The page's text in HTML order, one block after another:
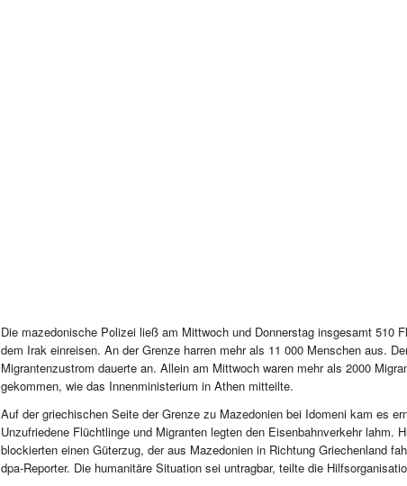
Die mazedonische Polizei ließ am Mittwoch und Donnerstag insgesamt 510
dem Irak einreisen. An der Grenze harren mehr als 11 000 Menschen aus.
Migrantenzustrom dauerte an. Allein am Mittwoch waren mehr als 2000
gekommen, wie das Innenministerium in Athen mitteilte.
Auf der griechischen Seite der Grenze zu Mazedonien bei Idomeni kam es
Unzufriedene Flüchtlinge und Migranten legten den Eisenbahnverkehr lahm.
blockierten einen Güterzug, der aus Mazedonien in Richtung Griechenland
dpa-Reporter. Die humanitäre Situation sei untragbar, teilte die